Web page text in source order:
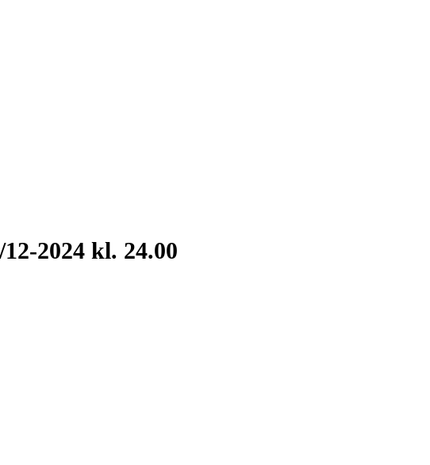
2024 kl. 24.00